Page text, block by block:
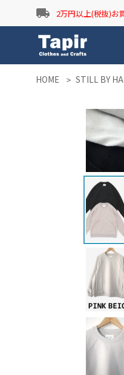
local_shipping 2万円以上(税抜)お
HOME STILL BY